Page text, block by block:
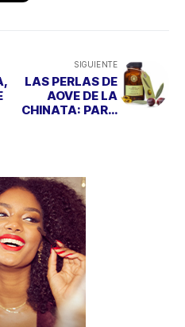
SIGUIENTE
LAS PERLAS DE
AOVE DE LA
CHINATA: PARA